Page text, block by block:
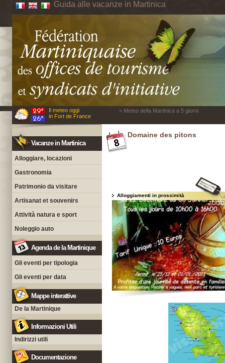
Guida alle vacanze in Martinica
Il meteo oggi
in Fort de France
> Meteo della Martinica a 5 giorni
Vacanze in Martinica
Alloggiare, locazioni
Gastronomia
Patrimonio da visitare
Artisanat et souvenirs
Attività natura e sport
Noleggio auto
Agenda de la Martinique
Gli eventi per tipologia
Gli eventi per data
Mappe interattive
De la Martinique
Informazioni Utili
Indirizzi utili
Documentazione
Domaine des pitons
Alloggiamenti in prossimità